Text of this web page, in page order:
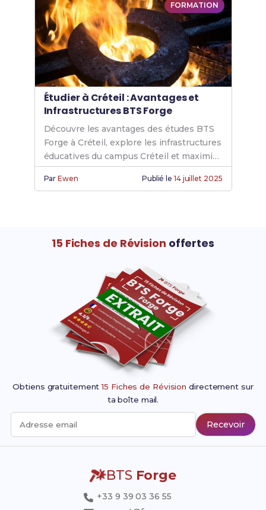
FORMATION
Étudier à Créteil : Avantages et
Infrastructures BTS Forge
Découvre les avantages des études BTS
Forge à Créteil, explore les infrastructures
éducatives du campus Créteil et maximise
ton expérience avec bts forge creteil.
ParEwen Publié le 14 juillet 2025
15 Fiches de Révision offertes
Obtiens gratuitement15 Fiches de Révision directement sur
ta boîte mail.
Adresse email Recevoir
BTS Forge
+33 9 39 03 36 55